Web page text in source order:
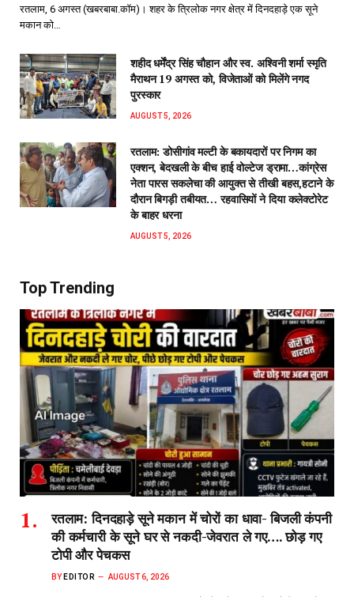
रतलाम, 6 अगस्त (खबरबाबा.कॉम)। शहर के त्रिलोक नगर क्षेत्र में दिनदहाड़े एक सूने
मकान को…
शहीद धर्मेंद्र सिंह चौहान और स्व. अश्विनी शर्मा स्मृति
मैराथन 19 अगस्त को, विजेताओं को मिलेंगे नगद
पुरस्कार
AUGUST 5, 2026
रतलाम: डोसीगांव मल्टी के बकायदारों पर निगम का
एक्शन, बेदखली के बीच हाई वोल्टेज ड्रामा…कांग्रेस
नेता पारस सकलेचा की आयुक्त से तीखी बहस,हटाने के
दौरान बिगड़ी तबीयत… रहवासियों ने दिया कलेक्टोरेट
के बाहर धरना
AUGUST 5, 2026
Top Trending
रतलाम: दिनदहाड़े सूने मकान में चोरों का धावा- बिजली कंपनी
की कर्मचारी के सूने घर से नकदी-जेवरात ले गए…. छोड़ गए
टोपी और पेचकस
BY EDITOR AUGUST 6, 2026